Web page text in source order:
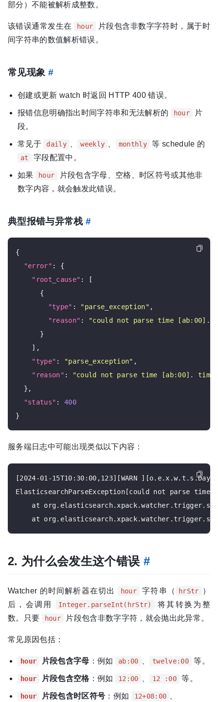
部分）不能被解析成整数。
该错误通常发生在 hour
片段包含非数字字符时，属于时
间字符串的数值解析错误。
常见现象 #
创建或更新 watch 时返回 HTTP 400 错误。
报错信息明确指出时间字符串和无法解析的 hour
片
段。
常见于 daily 、 weekly 、 monthly 等 schedule 的
at 字段配置中。
如果 hour
片段包含字母、空格、时区符号或其他非
数字内容，就会触发此错误。
典型报错与异常栈 #
{
"error" : {
"root_cause" : [
      {
"type" : "parse_exception" ,
"reason" :
"could not parse time [ab:00].
      }
    ],
"type" : "parse_exception" ,
"reason" :
"could not parse time [ab:00].
  },
"status" : 400
服务端日志中可能出现类似以下内容：
[2024-01-15T10:30:00,123][WARN
ElasticsearchParseException[could not parse
at
2. 为什么会发生这个错误 #
Watcher 的时间解析器在切出 hour 字符串（ hrStr
）
后，会调用
Integer.parseInt(hrStr)
将其转换为整
数。只要
hour 片段包含非数字字符，就会抛出此异常。
常见原因包括：
hour 片段包含字母 ：例如 ab:00 、 twelve:00 等。
hour 片段包含空格 ：例如 12:00 、 12 :00 等。
hour 片段包含时区符号 ：例如 12+08:00 、